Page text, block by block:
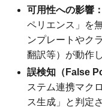
可用性への影響：
ペリエンス」を
ンプレートやク
翻訳等）が動作
誤検知（False
ステム連携マク
ス生成」と判定